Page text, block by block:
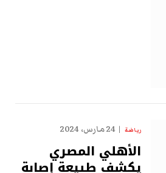
رياضة 24 مارس، 2024
الأهلي المصري
يكشف طبيعة إصابة